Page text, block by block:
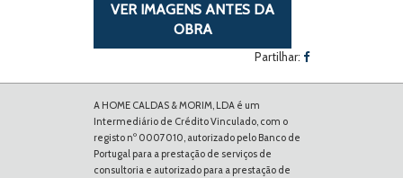
VER IMAGENS ANTES DA
OBRA
Partilhar:
A HOME CALDAS & MORIM, LDA é um
Intermediário de Crédito Vinculado, com o
registo nº 0007010, autorizado pelo Banco de
Portugal para a prestação de serviços de
consultoria e autorizado para a prestação de